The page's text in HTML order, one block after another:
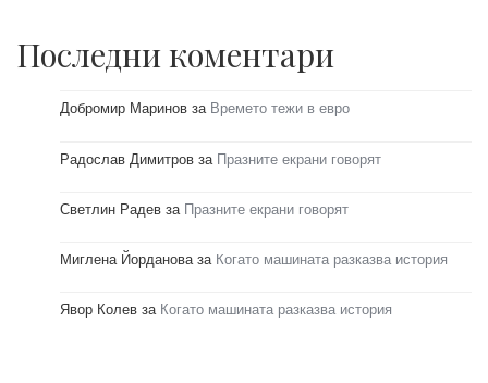
Последни коментари
Добромир Маринов за Времето тежи в евро
Радослав Димитров за Празните екрани говорят
Светлин Радев за Празните екрани говорят
Миглена Йорданова за Когато машината разказва история
Явор Колев за Когато машината разказва история